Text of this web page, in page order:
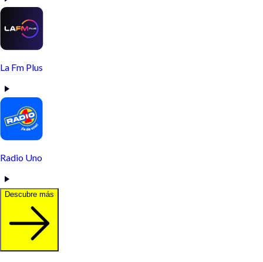
La Fm Plus
Radio Uno
Descubre más